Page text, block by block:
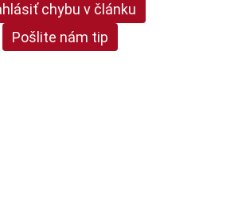
chybu v článku
Pošlite nám tip